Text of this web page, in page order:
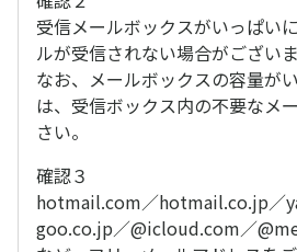
受信メールボックスがいっぱい
ルが受信されない場合がございま
なお、メールボックスの容量が
は、受信ボックス内の不要なメ
さい。
確認３
hotmail.com／hotmail.co.jp／
goo.co.jp／@icloud.com／